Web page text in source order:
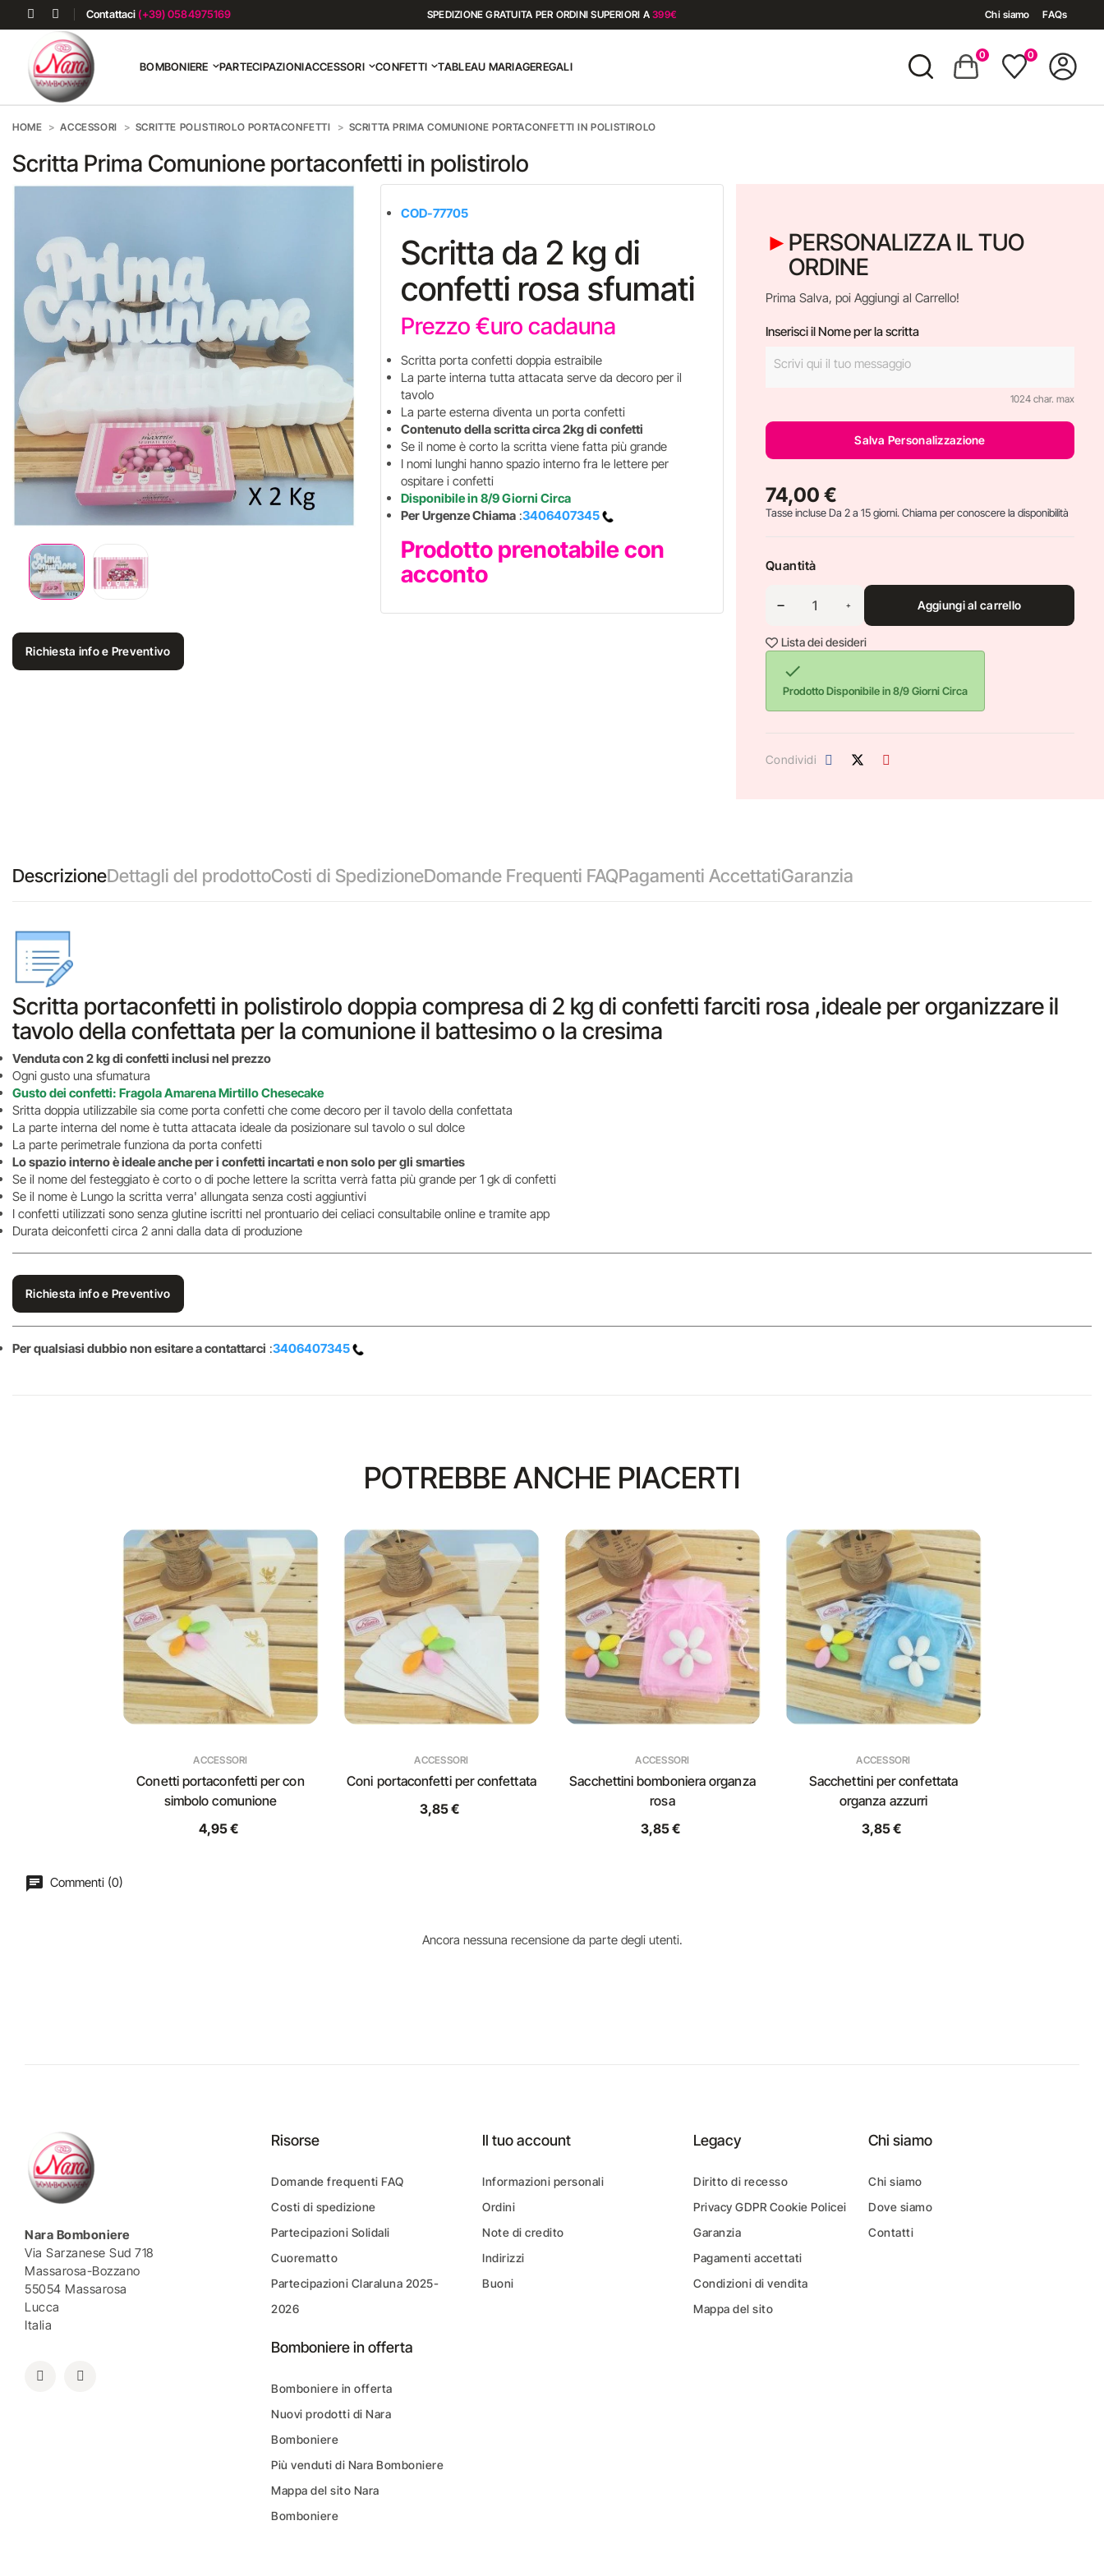
Contattaci (+39) 0584975169 SPEDIZIONE GRATUITA PER ORDINI SUPERIORI A399€ Chi siamo FAQs
BOMBONIERE PARTECIPAZIONIACCESSORI CONFETTI TABLEAU MARIAGEREGALI
0 0
HOME ACCESSORI SCRITTE POLISTIROLO PORTACONFETTI SCRITTA PRIMA COMUNIONE PORTACONFETTI IN POLISTIROLO
Scritta Prima Comunione portaconfetti in polistirolo
Richiesta info e Preventivo
COD-77705
Scritta da 2 kg di
confetti rosa sfumati
Prezzo €uro cadauna
Scritta porta confetti doppia estraibile
La parte interna tutta attacata serve da decoro per il
tavolo
La parte esterna diventa un porta confetti
Contenuto della scritta circa 2kg di confetti
Se il nome è corto la scritta viene fatta più grande
I nomi lunghi hanno spazio interno fra le lettere per
ospitare i confetti
Disponibile in 8/9 Giorni Circa
Per Urgenze Chiama:3406407345
Prodotto prenotabile con
acconto
PERSONALIZZA IL TUO
ORDINE
Prima Salva, poi Aggiungi al Carrello!
Inserisci il Nome per la scritta
1024 char. max
Salva Personalizzazione
74,00 €
Tasse incluseDa 2 a 15 giorni. Chiama per conoscere la disponibilità
Quantità
Aggiungi al carrello
Lista dei desideri

Prodotto Disponibile in 8/9 Giorni Circa
Condividi
DescrizioneDettagli del prodottoCosti di SpedizioneDomande Frequenti FAQPagamenti AccettatiGaranzia
Scritta portaconfetti in polistirolo doppia compresa di 2 kg di confetti farciti rosa ,ideale per organizzare il
tavolo della confettata per la comunione il battesimo o la cresima
Venduta con 2 kg di confetti inclusi nel prezzo
Ogni gusto una sfumatura
Gusto dei confetti: Fragola Amarena Mirtillo Chesecake
Sritta doppia utilizzabile sia come porta confetti che come decoro per il tavolo della confettata
La parte interna del nome è tutta attacata ideale da posizionare sul tavolo o sul dolce
La parte perimetrale funziona da porta confetti
Lo spazio interno è ideale anche per i confetti incartati e non solo per gli smarties
Se il nome del festeggiato è corto o di poche lettere la scritta verrà fatta più grande per 1 gk di confetti
Se il nome è Lungo la scritta verra' allungata senza costi aggiuntivi
I confetti utilizzati sono senza glutine iscritti nel prontuario dei celiaci consultabile online e tramite app
Durata deiconfetti circa 2 anni dalla data di produzione
Richiesta info e Preventivo
Per qualsiasi dubbio non esitare a contattarci :3406407345
POTREBBE ANCHE PIACERTI
ACCESSORI
Conetti portaconfetti per con
simbolo comunione
4,95 €
ACCESSORI
Coni portaconfetti per confettata
3,85 €
ACCESSORI
Sacchettini bomboniera organza
rosa
3,85 €
ACCESSORI
Sacchettini per confettata
organza azzurri
3,85 €
Commenti (0)
Ancora nessuna recensione da parte degli utenti.
Nara Bomboniere
Via Sarzanese Sud 718
Massarosa-Bozzano
55054 Massarosa
Lucca
Italia
Risorse
Domande frequenti FAQ
Costi di spedizione
Partecipazioni Solidali
Cuorematto
Partecipazioni Claraluna 2025-
2026
Bomboniere in offerta
Bomboniere in offerta
Nuovi prodotti di Nara
Bomboniere
Più venduti di Nara Bomboniere
Mappa del sito Nara
Bomboniere
Il tuo account
Informazioni personali
Ordini
Note di credito
Indirizzi
Buoni
Legacy
Diritto di recesso
Privacy GDPR Cookie Policei
Garanzia
Pagamenti accettati
Condizioni di vendita
Mappa del sito
Chi siamo
Chi siamo
Dove siamo
Contatti